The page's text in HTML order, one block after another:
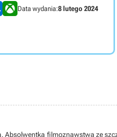
Data wydania:8 lutego 2024
Absolwentka filmoznawstwa ze